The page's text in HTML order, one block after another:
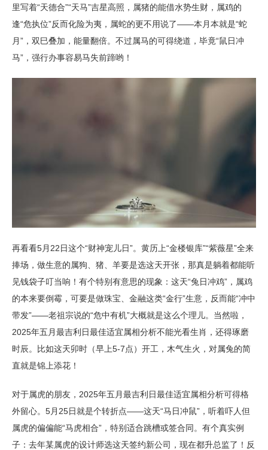
里写着“天德合”“天马”吉星高照，属猪的能借水势生财，属鸡的
逢“危执位”反而化险为夷，属蛇的更不用说了——本月本就是“蛇
月”，双巳叠加，能量翻倍。不过属马的可得绕道，毕竟“鼠日冲
马”，强行办事容易马失前蹄哟！
再看看5月22日这个“财神宠儿日”。黄历上“金楼银库”“紫薇星”全来
捧场，做生意的属狗、猪、羊要是选这天开张，那真是躺着都能听
见钱袋子叮当响！有个特别有意思的现象：这天“兔日冲鸡”，属鸡
的本来要倒霉，可要是做珠宝、金融这类“金行”生意，反而能“冲中
带发”——老祖宗说的“危中有机”大概就是这么个理儿。当然啦，
2025年五月最吉利日最佳适宜属相分析不能光看生肖，还得琢磨
时辰。比如这天卯时（早上5-7点）开工，木气生火，对属兔的简
直就是锦上添花！
对于属虎的朋友，2025年五月最吉利日最佳适宜属相分析可得格
外留心。5月25日就是个转折点——这天“马日冲鼠”，听着吓人但
属虎的偏偏能“马虎相合”，特别适合跳槽或签合同。有个真实例
子：去年某属虎的设计师选这天签约新公司，现在都升总监了！反